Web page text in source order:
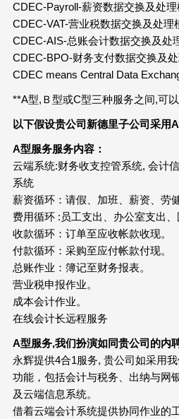
CDEC-Payroll-薪资数据交换及处
CDEC-VAT-营业税数据交换及处理
CDEC-AIS-总账会计数据交换及处
CDEC-BPO-财务支付数据交换及
CDEC means Central Data
**A型,Ｂ型或C型三种服务之间,可
以下假设贵公司新德里子公司采用A
A型服务服务内容：
云端系统:财务收支控管系统, 会计
系统
薪资循环：请假、加班、薪资、劳
费用循环 :员工支出、办公室支出
收款循环：订单至应收帐款收现。
付款循环：采购至应付帐款付现。
总账作业：簿记至财务报表。
营业税申报作业。
成本会计作业。
在线会计长远程服务
A型服务,我们扮演如同贵公司的内
永辉提供4合1服务, 贵公司如采用
功能，包括会计与税务、出纳与网
及云端信息系统。
借着云端会计系统提供协同作业的